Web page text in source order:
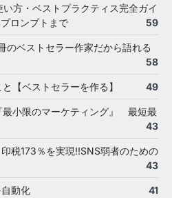
い方・ベストプラクティス完全ガイ
ロンプトまで
59
のベストセラー作家だから語れる
58
【ベストセラーを作る】 49
最小限のマーケティング』 最短最
43
税173％を実現!!SNS弱者のための
43
動化 41